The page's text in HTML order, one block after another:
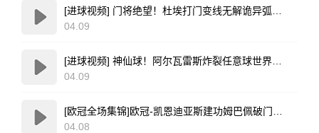
04.09
04.09
04.08